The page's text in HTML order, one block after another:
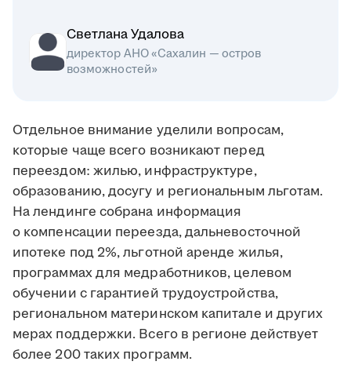
Светлана Удалова
директор АНО «Сахалин — остров
возможностей»
Отдельное внимание уделили вопросам,
которые чаще всего возникают перед
переездом: жилью, инфраструктуре,
образованию, досугу и региональным льготам.
На лендинге собрана информация
о компенсации переезда, дальневосточной
ипотеке под 2%, льготной аренде жилья,
программах для медработников, целевом
обучении с гарантией трудоустройства,
региональном материнском капитале и других
мерах поддержки. Всего в регионе действует
более 200 таких программ.